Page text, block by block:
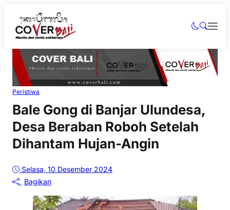
Peristiwa
Bale Gong di Banjar Ulundesa,
Desa Beraban Roboh Setelah
Dihantam Hujan-Angin
Selasa, 10 Desember 2024
Bagikan